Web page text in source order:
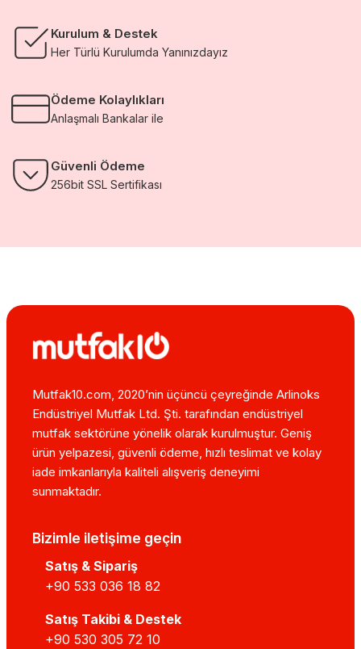
Kurulum & Destek
Her Türlü Kurulumda Yanınızdayız
Ödeme Kolaylıkları
Anlaşmalı Bankalar ile
Güvenli Ödeme
256bit SSL Sertifikası
Mutfak10.com, 2020’nin üçüncü çeyreğinde Arlinoks
Endüstriyel Mutfak Ltd. Şti. tarafından endüstriyel
mutfak sektörüne yönelik olarak kurulmuştur. Geniş
ürün yelpazesi, güvenli ödeme, hızlı teslimat ve kolay
iade imkanlarıyla kaliteli alışveriş deneyimi
sunmaktadır.
Bizimle iletişime geçin
Satış & Sipariş
+90 533 036 18 82
Satış Takibi & Destek
+90 530 305 72 10